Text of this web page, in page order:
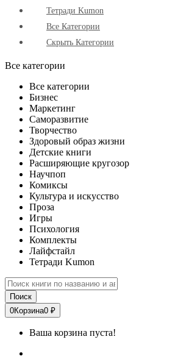
Тетради Kumon
Все Категории
Скрыть Категории
Все категории
Все категории
Бизнес
Маркетинг
Саморазвитие
Творчество
Здоровый образ жизни
Детские книги
Расширяющие кругозор
Научпоп
Комиксы
Культура и искусство
Проза
Игры
Психология
Комплекты
Лайфстайл
Тетради Kumon
Поиск
0Корзина0 ₽
Ваша корзина пуста!